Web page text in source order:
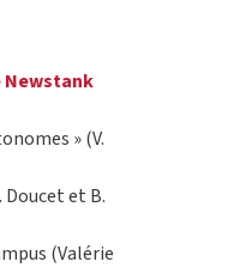
Newstank
» (V.
Doucet et B.
(Valérie